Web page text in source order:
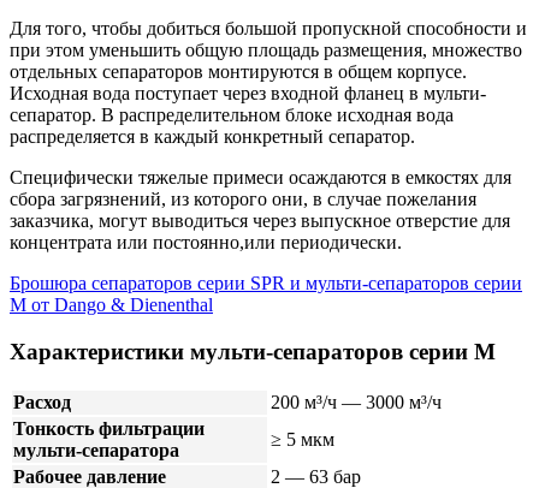
Для того, чтобы добиться большой пропускной способности и
при этом уменьшить общую площадь размещения, множество
отдельных сепараторов монтируются в общем корпусе.
Исходная вода поступает через входной фланец в мульти-
сепаратор. В распределительном блоке исходная вода
распределяется в каждый конкретный сепаратор.
Специфически тяжелые примеси осаждаются в емкостях для
сбора загрязнений, из которого они, в случае пожелания
заказчика, могут выводиться через выпускное отверстие для
концентрата или постоянно,или периодически.
Брошюра сепараторов серии SPR и мульти-сепараторов серии
М от Dango & Dienenthal
Характеристики мульти-сепараторов серии M
Расход
200 м³/ч — 3000 м³/ч
Тонкость фильтрации
мульти-сепаратора
≥ 5 мкм
Рабочее давление
2 — 63 бар